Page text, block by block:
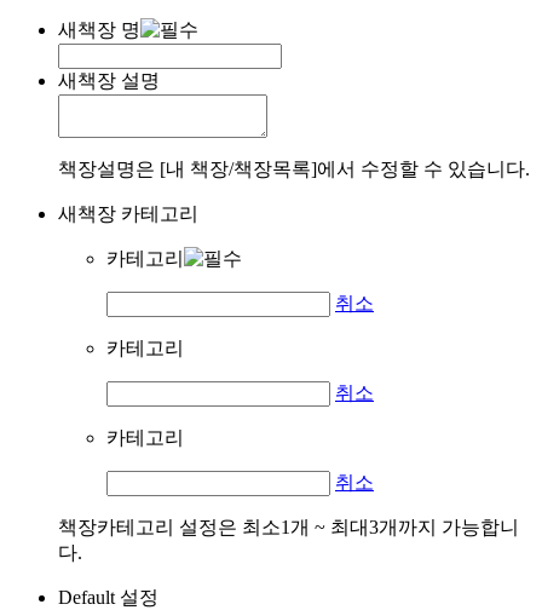
새책장 명
새책장 설명
책장설명은 [내 책장/책장목록]에서 수정할 수 있습니다.
새책장 카테고리
카테고리
취소
카테고리
취소
카테고리
취소
책장카테고리 설정은 최소1개 ~ 최대3개까지 가능합니
다.
Default 설정